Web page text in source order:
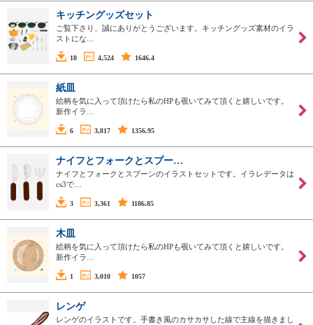
キッチングッズセット
ご覧下さり、誠にありがとうございます。キッチングッズ素材のイラ
ストにな…
18 4,524 1646.4
紙皿
絵柄を気に入って頂けたら私のHPも覗いてみて頂くと嬉しいです。
新作イラ…
6 3,817 1356.95
ナイフとフォークとスプー…
ナイフとフォークとスプーンのイラストセットです。イラレデータは
cs3で…
3 3,361 1186.85
木皿
絵柄を気に入って頂けたら私のHPも覗いてみて頂くと嬉しいです。
新作イラ…
1 3,010 1057
レンゲ
レンゲのイラストです。手書き風のカサカサした線で主線を描きまし